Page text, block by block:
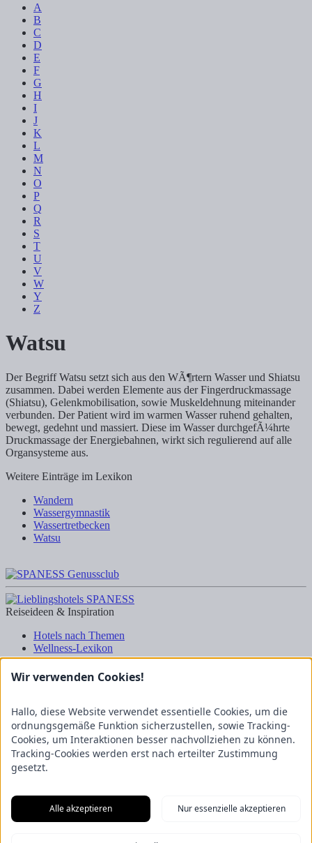
A
B
C
D
E
F
G
H
I
J
K
L
M
N
O
P
Q
R
S
T
U
V
W
Y
Z
Watsu
Der Begriff Watsu setzt sich aus den WÃ¶rtern Wasser und Shiatsu
zusammen. Dabei werden Elemente aus der Fingerdruckmassage
(Shiatsu), Gelenkmobilisation, sowie Muskeldehnung miteinander
verbunden. Der Patient wird im warmen Wasser ruhend gehalten,
bewegt, gedehnt und massiert. Diese im Wasser durchgefÃ¼hrte
Druckmassage der Energiebahnen, wirkt sich regulierend auf alle
Organsysteme aus.
Weitere Einträge im Lexikon
Wandern
Wassergymnastik
Wassertretbecken
Watsu
Reiseideen & Inspiration
Hotels nach Themen
Wellness-Lexikon
Business-Lexikon
Urlaubsregionen in Deutschland
Kooperation & Zusammenarbeit
Kundenbereich
Presse
Über uns
Service/Partner
Blogger-Datenbank
Wir verwenden Cookies!
Hallo, diese Website verwendet essentielle Cookies, um die
ordnungsgemäße Funktion sicherzustellen, sowie Tracking-
Cookies, um Interaktionen besser nachvollziehen zu können.
Tracking-Cookies werden erst nach erteilter Zustimmung
gesetzt.
Alle akzeptieren Nur essenzielle akzeptieren